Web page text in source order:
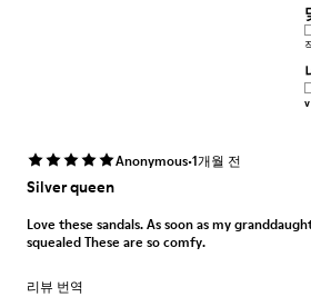
Anonymous·1개월 전
Silver queen
Love these sandals. As soon as my
squealed These are so comfy.
리뷰 번역